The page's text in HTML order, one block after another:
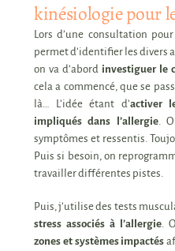
kinésiologie pour
Lors d’une consultation
permet d’identifier les divers
on va d’abord investiguer le
cela a commencé, que se
là… L’idée étant d’activer
impliqués dans l’allergie.
symptômes et ressentis.
Puis si besoin, on
travailler différentes pistes.
Puis, j’utilise des tests
stress associés à l’allergie .
zones et systèmes impactés